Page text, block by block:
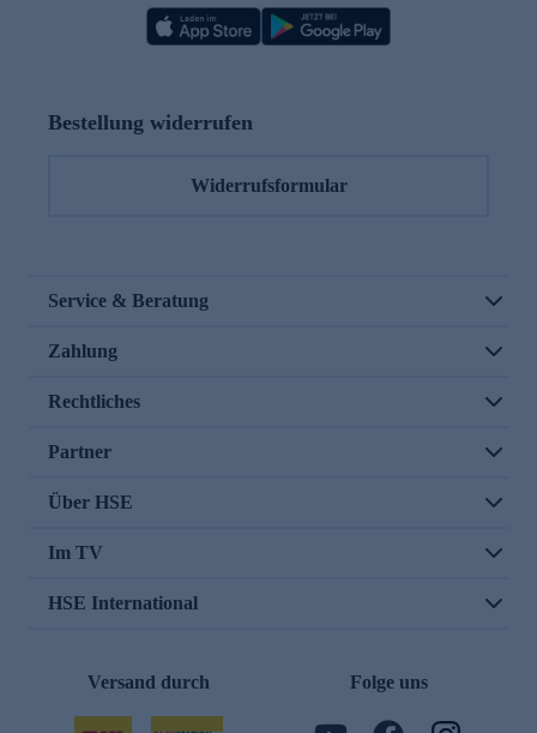
Bestellung widerrufen
Widerrufsformular
Service & Beratung
Zahlung
Rechtliches
Partner
Über HSE
Im TV
HSE International
Versand durch Folge uns